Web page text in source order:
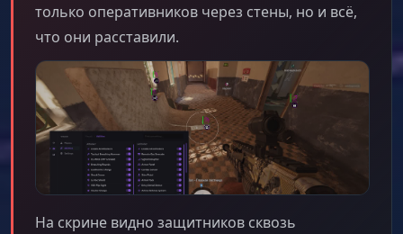
только оперативников через стены, но и всё,
что они расставили.
На скрине видно защитников сквозь